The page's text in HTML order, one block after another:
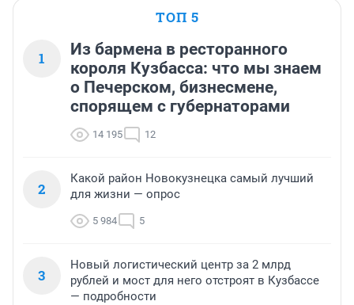
ТОП 5
1
Из бармена в ресторанного
короля Кузбасса: что мы знаем
о Печерском, бизнесмене,
спорящем с губернаторами
14 195 12
2
Какой район Новокузнецка самый лучший
для жизни — опрос
5 984 5
3
Новый логистический центр за 2 млрд
рублей и мост для него отстроят в Кузбассе
— подробности